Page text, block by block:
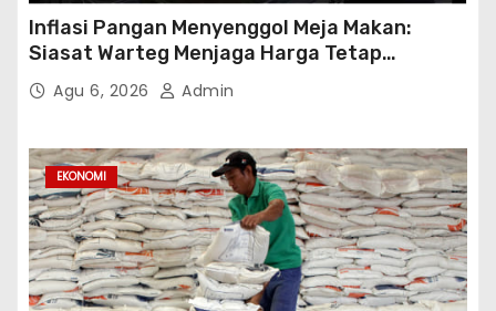
Inflasi Pangan Menyenggol Meja Makan:
Siasat Warteg Menjaga Harga Tetap
Terjangkau
Agu 6, 2026 Admin
EKONOMI